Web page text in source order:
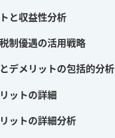
と収益性分析
制優遇の活用戦略
デメリットの包括的分析
ットの詳細
ットの詳細分析